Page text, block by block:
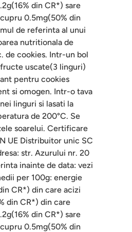
din CR*) sare
0.5mg(50% din
de referinta al unui
nutritionala de
de cookies. Intr-un bol
uscate(3 linguri)
pentru cookies
si omogen. Intr-o tava
linguri si lasati la
de 200°C. Se
soarelui. Certificare
UE Distribuitor unic SC
str. Azurului nr. 20
inainte de data: vezi
per 100g: energie
CR*) din care acizi
din CR*) din care
din CR*) sare
0.5mg(50% din